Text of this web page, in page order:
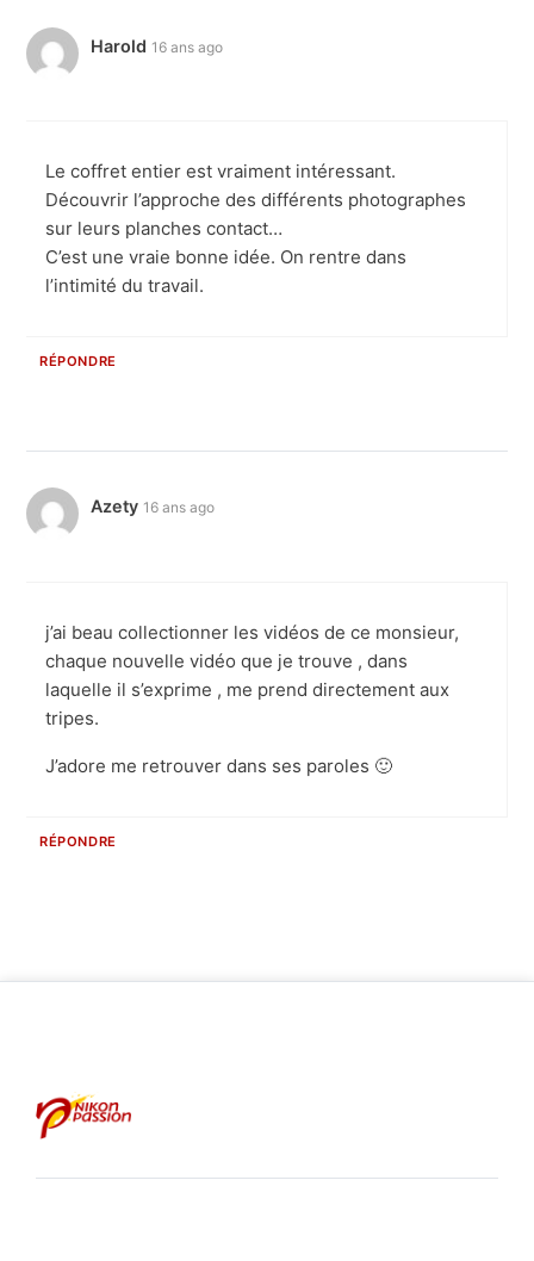
Harold 16 ans ago
Le coffret entier est vraiment intéressant.
Découvrir l’approche des différents photographes
sur leurs planches contact…
C’est une vraie bonne idée. On rentre dans
l’intimité du travail.
RÉPONDRE
Azety 16 ans ago
j’ai beau collectionner les vidéos de ce monsieur,
chaque nouvelle vidéo que je trouve , dans
laquelle il s’exprime , me prend directement aux
tripes.
J’adore me retrouver dans ses paroles 🙂
RÉPONDRE